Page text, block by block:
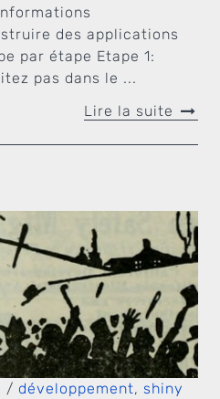
des applications
par étape Etape 1:
pas dans le ...
Lire la suite
/ développement, shiny